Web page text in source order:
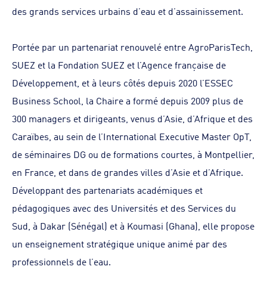
des grands services urbains d’eau et d’assainissement.
Portée par un partenariat renouvelé entre AgroParisTech,
SUEZ et la Fondation SUEZ et l’Agence française de
Développement, et à leurs côtés depuis 2020 l’ESSEC
Business School, la Chaire a formé depuis 2009 plus de
300 managers et dirigeants, venus d’Asie, d’Afrique et des
Caraïbes, au sein de l’International Executive Master OpT,
de séminaires DG ou de formations courtes, à Montpellier,
en France, et dans de grandes villes d’Asie et d’Afrique.
Développant des partenariats académiques et
pédagogiques avec des Universités et des Services du
Sud, à Dakar (Sénégal) et à Koumasi (Ghana), elle propose
un enseignement stratégique unique animé par des
professionnels de l’eau.